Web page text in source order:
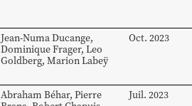
Jean-NumaDucange,
DominiqueFrager, Leo
Goldberg, MarionLabeÿ
Oct. 2023
Abraham Béhar, Pierre
Juil. 2023